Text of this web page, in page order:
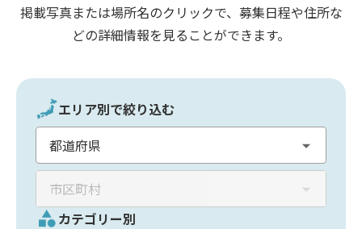
掲載写真または場所名のクリックで、募集日程や住所な
どの詳細情報を見ることができます。
エリア別で絞り込む
カテゴリー別